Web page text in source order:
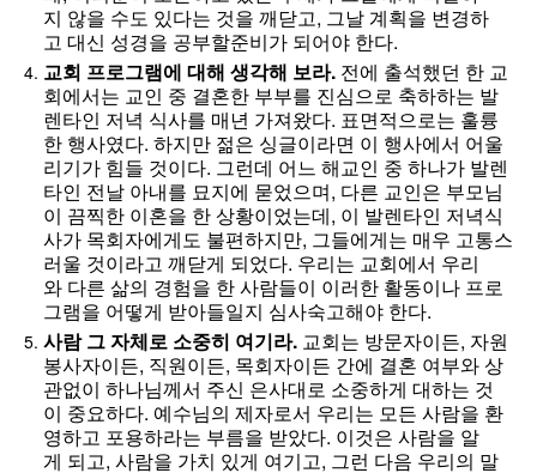
지 않을 수도 있다는 것을 깨닫고, 그날 계획을 변경하
고 대신 성경을 공부할준비가 되어야 한다.
교회 프로그램에 대해 생각해 보라. 전에 출석했던 한 교
회에서는 교인 중 결혼한 부부를 진심으로 축하하는 발
렌타인 저녁 식사를 매년 가져왔다. 표면적으로는 훌륭
한 행사였다. 하지만 젊은 싱글이라면 이 행사에서 어울
리기가 힘들 것이다. 그런데 어느 해교인 중 하나가 발렌
타인 전날 아내를 묘지에 묻었으며, 다른 교인은 부모님
이 끔찍한 이혼을 한 상황이었는데, 이 발렌타인 저녁식
사가 목회자에게도 불편하지만, 그들에게는 매우 고통스
러울 것이라고 깨닫게 되었다. 우리는 교회에서 우리
와 다른 삶의 경험을 한 사람들이 이러한 활동이나 프로
그램을 어떻게 받아들일지 심사숙고해야 한다.
사람그자체로 소중히 여기라. 교회는 방문자이든, 자원
봉사자이든, 직원이든, 목회자이든 간에 결혼 여부와 상
관없이 하나님께서 주신 은사대로 소중하게 대하는 것
이 중요하다. 예수님의 제자로서 우리는 모든 사람을 환
영하고 포용하라는 부름을 받았다. 이것은 사람을 알
게 되고, 사람을 가치 있게 여기고, 그런 다음 우리의 말